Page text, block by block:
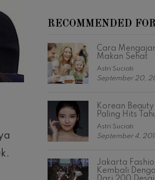
RECOMMENDED
Cara
Makan Sehat
Astri Suciati
September 20,
Korean Beauty
Paling Hits
Astri Suciati
September 4,
Jakarta
Kembali